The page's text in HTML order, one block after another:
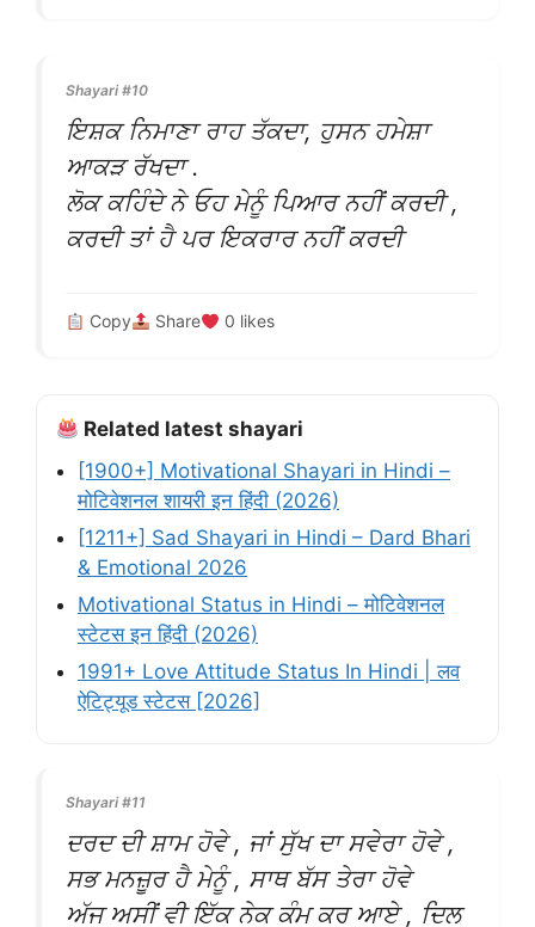
Shayari #10
ਇਸ਼ਕ ਨਿਮਾਣਾ ਰਾਹ ਤੱਕਦਾ, ਹੁਸਨ ਹਮੇਸ਼ਾ
ਆਕੜ ਰੱਖਦਾ .
ਲੋਕ ਕਹਿੰਦੇ ਨੇ ਓਹ ਮੇਨੂੰ ਪਿਆਰ ਨਹੀਂ ਕਰਦੀ ,
ਕਰਦੀ ਤਾਂ ਹੈ ਪਰ ਇਕਰਾਰ ਨਹੀਂ ਕਰਦੀ
Copy Share 0 likes
Related latest shayari
[1900+] Motivational Shayari in Hindi –
मोटिवेशनल शायरी इन हिंदी (2026)
[1211+] Sad Shayari in Hindi – Dard Bhari
& Emotional 2026
Motivational Status in Hindi – मोटिवेशनल
स्टेटस इन हिंदी (2026)
1991+ Love Attitude Status In Hindi | लव
ऐटिट्यूड स्टेटस [2026]
Shayari #11
ਦਰਦ ਦੀ ਸ਼ਾਮ ਹੋਵੇ , ਜਾਂ ਸੁੱਖ ਦਾ ਸਵੇਰਾ ਹੋਵੇ ,
ਸਭ ਮਨਜ਼ੂਰ ਹੈ ਮੇਨੂੰ , ਸਾਥ ਬੱਸ ਤੇਰਾ ਹੋਵੇ
ਅੱਜ ਅਸੀਂ ਵੀ ਇੱਕ ਨੇਕ ਕੰਮ ਕਰ ਆਏ , ਦਿਲ